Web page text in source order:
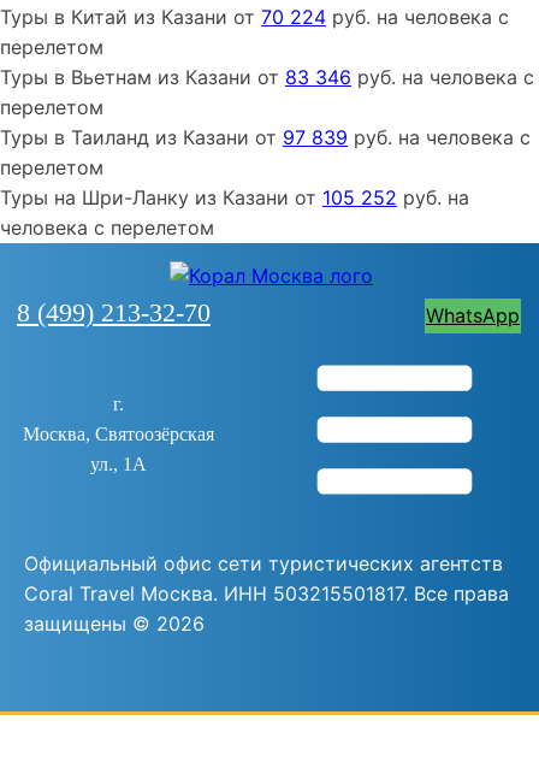
Туры в Китай из Казани от 70 224 руб. на человека с
перелетом
Туры в Вьетнам из Казани от 83 346 руб. на человека с
перелетом
Туры в Таиланд из Казани от 97 839 руб. на человека с
перелетом
Туры на Шри-Ланку из Казани от 105 252 руб. на
человека с перелетом
8 (499) 213-32-70 WhatsApp
г.
Москва, Святоозёрская
ул., 1А
Официальный офис сети туристических агентств
Coral Travel Москва. ИНН 503215501817. Все права
защищены © 2026